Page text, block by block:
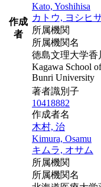
作成
者
Kato, Yoshihisa
カトウ, ヨシヒ
所属機関
所属機関名
徳島文理大学香
Kagawa School
Bunri University
著者識別子
10418882
作成者名
木村, 治
Kimura, Osamu
キムラ, オサム
所属機関
所属機関名